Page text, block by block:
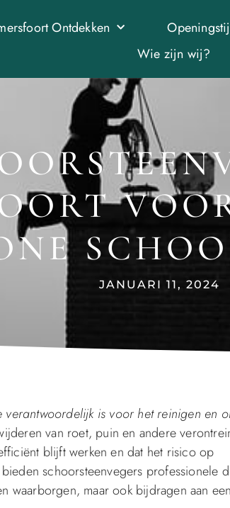
Ontdekken
Wie zijn wij?
JANUARI 11, 2024
is voor het reinigen en
van roet, puin en andere
blijft werken en dat het risico op
schoorsteenvegers professionele
waarborgen, maar ook bijdragen aan